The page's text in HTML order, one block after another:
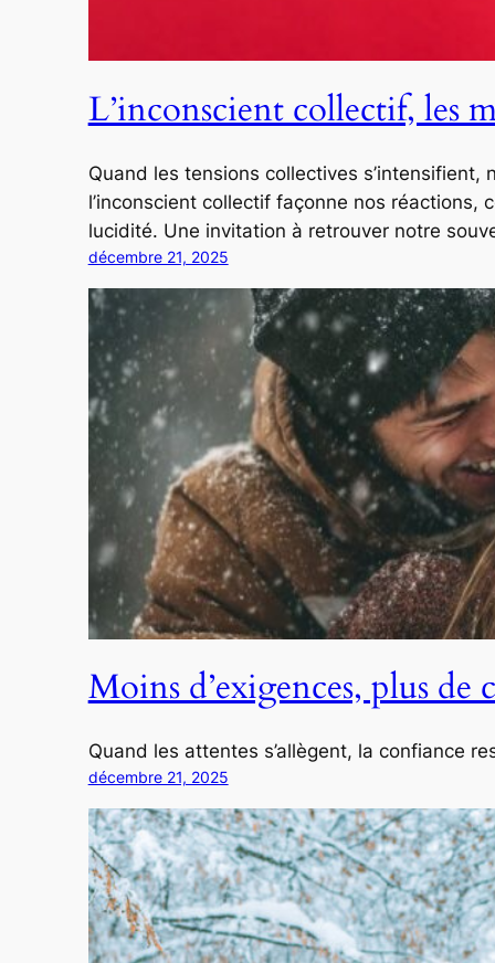
L’inconscient collectif, les
Quand les tensions collectives
l’inconscient collectif façonne nos
lucidité. Une invitation à retrouver notre
décembre 21, 2025
Moins d’exigences, plus de
Quand les attentes s’allègent, la confiance
décembre 21, 2025